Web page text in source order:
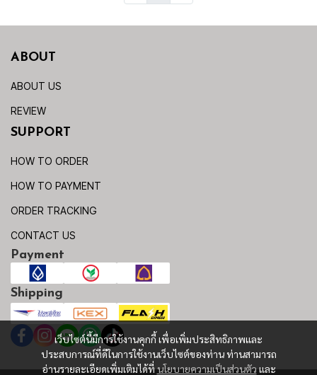
เว็บไซต์นี้มีการใช้งานคุกกี้ เพื่อเพิ่มประสิทธิภาพและ
ประสบการณ์ที่ดีในการใช้งานเว็บไซต์ของท่าน ท่านสามารถ
อ่านรายละเอียดเพิ่มเติมได้ที่นโยบายความเป็นส่วนตัวและ
ABOUT
ABOUT US
REVIEW
SUPPORT
HOW TO ORDER
HOW TO PAYMENT
ORDER TRACKING
CONTACT US
Payment
Shipping